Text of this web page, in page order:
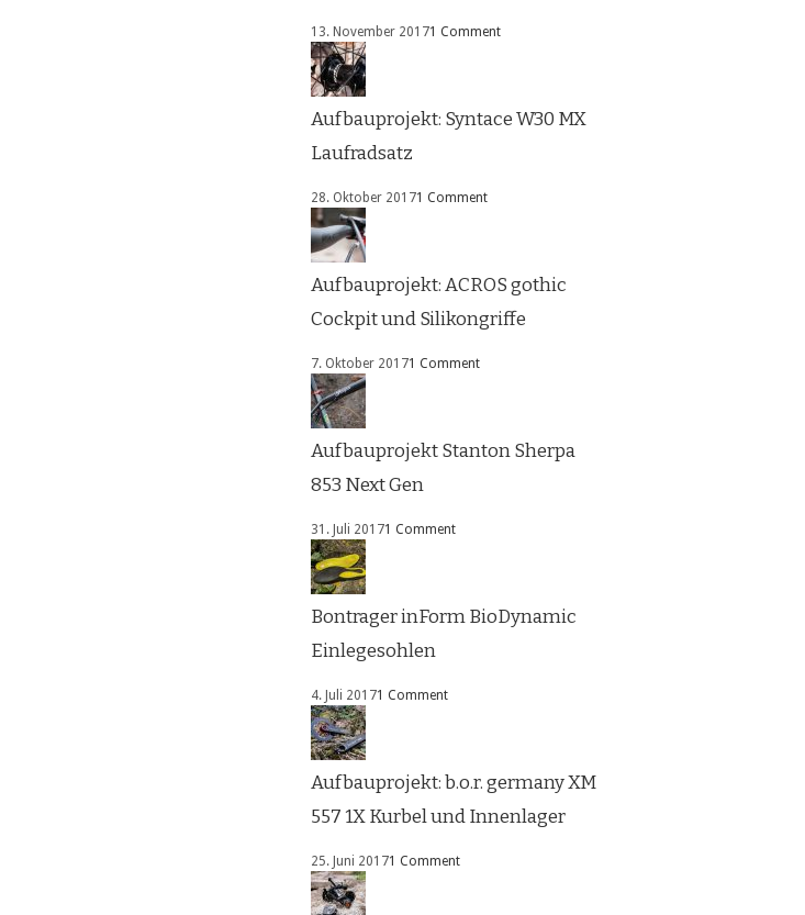
13. November 20171 Comment
Aufbauprojekt: Syntace W30 MX
Laufradsatz
28. Oktober 20171 Comment
Aufbauprojekt: ACROS gothic
Cockpit und Silikongriffe
7. Oktober 20171 Comment
Aufbauprojekt Stanton Sherpa
853 Next Gen
31. Juli 20171 Comment
Bontrager inForm BioDynamic
Einlegesohlen
4. Juli 20171 Comment
Aufbauprojekt: b.o.r. germany XM
557 1X Kurbel und Innenlager
25. Juni 20171 Comment